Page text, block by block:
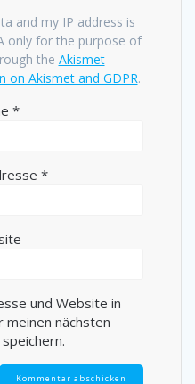
and my IP address is
only for the purpose of
the Akismet
on Akismet and GDPR.
*
*
und Website in
nächsten